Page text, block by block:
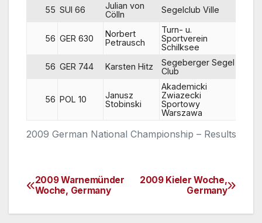
2009 German National Championship – Results
55 SUI 66
Julian von
Cölln
Segelclub Ville
56 GER 630
Norbert
Petrausch
Turn- u.
Sportverein
Schilksee
56 GER 744 Karsten Hitz
Segeberger Segel
Club
56 POL 10
Janusz
Stobinski
Akademicki
Zwiazecki
Sportowy
Warszawa
Post
navigation
2009 Kieler Woche,
Germany
2009 Warnemünder
Woche, Germany